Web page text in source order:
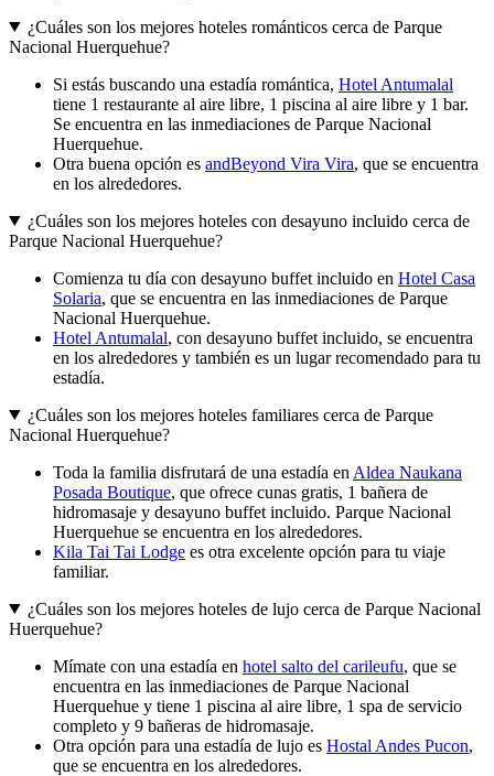
¿Cuáles son los mejores hoteles románticos cerca de Parque
Nacional Huerquehue?
Si estás buscando una estadía romántica, Hotel Antumalal
tiene 1 restaurante al aire libre, 1 piscina al aire libre y 1 bar.
Se encuentra en las inmediaciones de Parque Nacional
Huerquehue.
Otra buena opción es andBeyond Vira Vira, que se encuentra
en los alrededores.
¿Cuáles son los mejores hoteles con desayuno incluido cerca de
Parque Nacional Huerquehue?
Comienza tu día con desayuno buffet incluido en Hotel Casa
Solaria, que se encuentra en las inmediaciones de Parque
Nacional Huerquehue.
Hotel Antumalal, con desayuno buffet incluido, se encuentra
en los alrededores y también es un lugar recomendado para tu
estadía.
¿Cuáles son los mejores hoteles familiares cerca de Parque
Nacional Huerquehue?
Toda la familia disfrutará de una estadía en Aldea Naukana
Posada Boutique, que ofrece cunas gratis, 1 bañera de
hidromasaje y desayuno buffet incluido. Parque Nacional
Huerquehue se encuentra en los alrededores.
Kila Tai Tai Lodge es otra excelente opción para tu viaje
familiar.
¿Cuáles son los mejores hoteles de lujo cerca de Parque Nacional
Huerquehue?
Mímate con una estadía en hotel salto del carileufu, que se
encuentra en las inmediaciones de Parque Nacional
Huerquehue y tiene 1 piscina al aire libre, 1 spa de servicio
completo y 9 bañeras de hidromasaje.
Otra opción para una estadía de lujo es Hostal Andes Pucon,
que se encuentra en los alrededores.